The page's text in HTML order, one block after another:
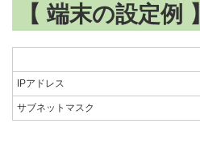
【 端末の設定例 】
IPアドレス
サブネットマスク